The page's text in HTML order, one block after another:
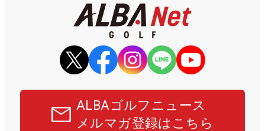
ALBAゴルフニュース
メルマガ登録はこちら